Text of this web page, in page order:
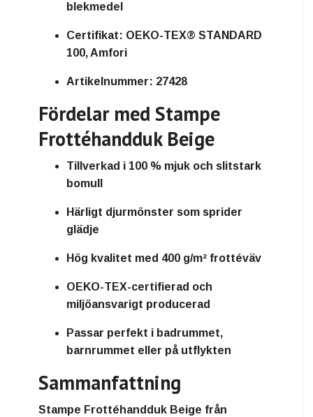
blekmedel
Certifikat: OEKO-TEX® STANDARD
100, Amfori
Artikelnummer: 27428
Fördelar med Stampe
Frottéhandduk Beige
Tillverkad i 100 % mjuk och slitstark
bomull
Härligt djurmönster som sprider
glädje
Hög kvalitet med 400 g/m² frottéväv
OEKO-TEX-certifierad och
miljöansvarigt producerad
Passar perfekt i badrummet,
barnrummet eller på utflykten
Sammanfattning
Stampe Frottéhandduk Beige från